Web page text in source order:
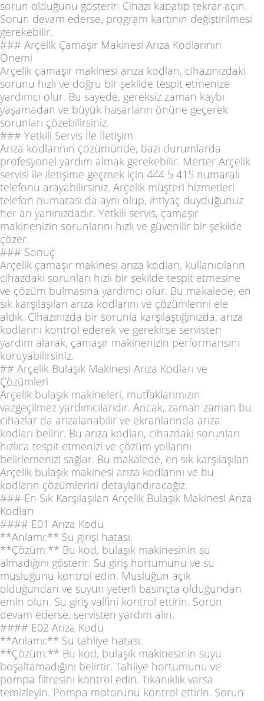
sorun olduğunu gösterir. Cihazı kapatıp tekrar açın.
Sorun devam ederse, program kartının değiştirilmesi
gerekebilir.
### Arçelik Çamaşır Makinesi Arıza Kodlarının
Önemi
Arçelik çamaşır makinesi arıza kodları, cihazınızdaki
sorunu hızlı ve doğru bir şekilde tespit etmenize
yardımcı olur. Bu sayede, gereksiz zaman kaybı
yaşamadan ve büyük hasarların önüne geçerek
sorunları çözebilirsiniz.
### Yetkili Servis İle İletişim
Arıza kodlarının çözümünde, bazı durumlarda
profesyonel yardım almak gerekebilir. Merter Arçelik
servisi ile iletişime geçmek için 444 5 415 numaralı
telefonu arayabilirsiniz. Arçelik müşteri hizmetleri
telefon numarası da aynı olup, ihtiyaç duyduğunuz
her an yanınızdadır. Yetkili servis, çamaşır
makinenizin sorunlarını hızlı ve güvenilir bir şekilde
çözer.
### Sonuç
Arçelik çamaşır makinesi arıza kodları, kullanıcıların
cihazdaki sorunları hızlı bir şekilde tespit etmesine
ve çözüm bulmasına yardımcı olur. Bu makalede, en
sık karşılaşılan arıza kodlarını ve çözümlerini ele
aldık. Cihazınızda bir sorunla karşılaştığınızda, arıza
kodlarını kontrol ederek ve gerekirse servisten
yardım alarak, çamaşır makinenizin performansını
koruyabilirsiniz.
## Arçelik Bulaşık Makinesi Arıza Kodları ve
Çözümleri
Arçelik bulaşık makineleri, mutfaklarımızın
vazgeçilmez yardımcılarıdır. Ancak, zaman zaman bu
cihazlar da arızalanabilir ve ekranlarında arıza
kodları belirir. Bu arıza kodları, cihazdaki sorunları
hızlıca tespit etmenizi ve çözüm yollarını
belirlemenizi sağlar. Bu makalede, en sık karşılaşılan
Arçelik bulaşık makinesi arıza kodlarını ve bu
kodların çözümlerini detaylandıracağız.
### En Sık Karşılaşılan Arçelik Bulaşık Makinesi Arıza
Kodları
#### E01 Arıza Kodu
**Anlamı:** Su girişi hatası.
**Çözüm:** Bu kod, bulaşık makinesinin su
almadığını gösterir. Su giriş hortumunu ve su
musluğunu kontrol edin. Musluğun açık
olduğundan ve suyun yeterli basınçta olduğundan
emin olun. Su giriş valfini kontrol ettirin. Sorun
devam ederse, servisten yardım alın.
#### E02 Arıza Kodu
**Anlamı:** Su tahliye hatası.
**Çözüm:** Bu kod, bulaşık makinesinin suyu
boşaltamadığını belirtir. Tahliye hortumunu ve
pompa filtresini kontrol edin. Tıkanıklık varsa
temizleyin. Pompa motorunu kontrol ettirin. Sorun